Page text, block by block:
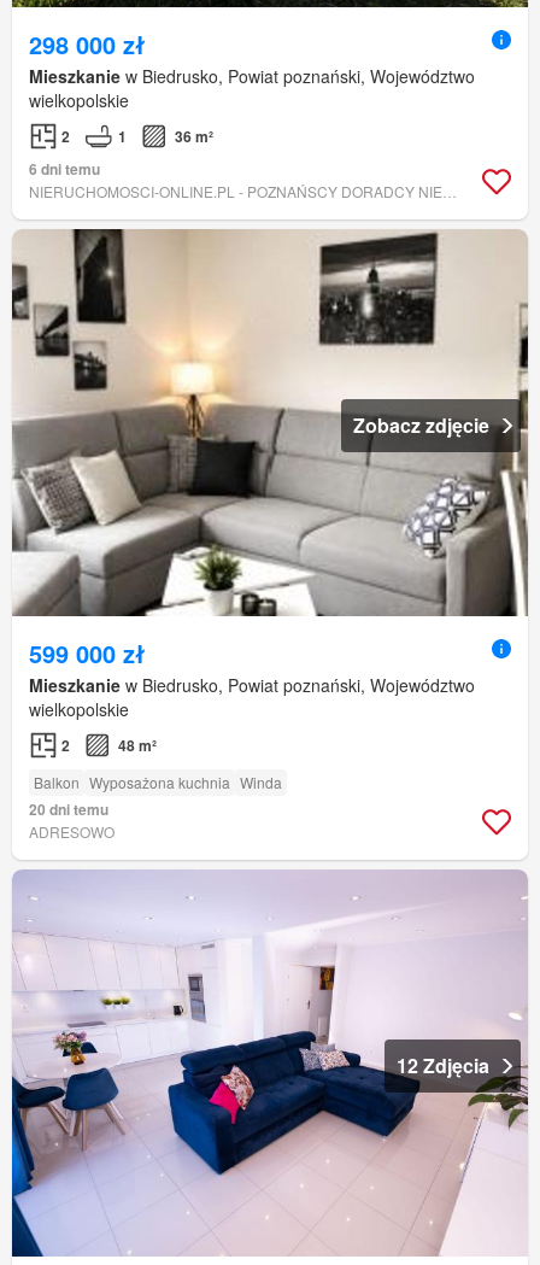
298 000 zł
Mieszkanie w Biedrusko, Powiat poznański, Województwo
wielkopolskie
2 1
36 m²
6 dni temu
Zobacz zdjęcie
599 000 zł
Mieszkanie w Biedrusko, Powiat poznański, Województwo
wielkopolskie
2 48 m²
Balkon Wyposażona kuchnia Winda
20 dni temu
ADRESOWO
12 Zdjęcia